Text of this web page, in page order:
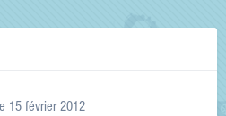
15 février 2012